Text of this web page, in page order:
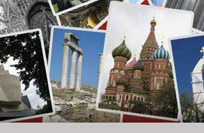
mondiale des obédiences maçonniques. Seul
de laConfédération et ouverte à la discussion
: Les francs-maçons ont-ils le pouvoir ?
Pour les autres, il ne s'agit que d'un club de